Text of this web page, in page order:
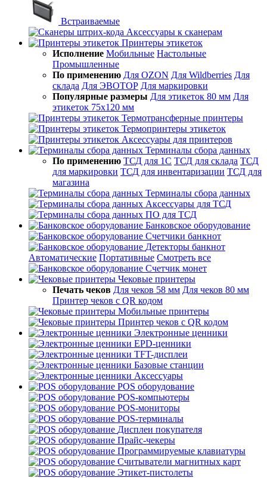
Встраиваемые
Аксессуары к сканерам
Принтеры этикеток
Исполнение Мобильные Настольные
Промышленные
По применению Для OZON Для Wildberries Для
склада Для ЭВОТОР Для маркировки
Популярные размеры Для этикеток 80 мм Для
этикеток 75х120 мм
Термотрансферные принтеры
Термопринтеры этикеток
Аксессуары для принтеров
Терминалы сбора данных
По применению ТСД для 1С ТСД для склада ТСД
для маркировки ТСД для инвентаризации ТСД для
магазина
Терминалы сбора данных
Аксессуары для ТСД
ПО для ТСД
Банковское оборудование
Счетчики банкнот
Детекторы банкнот
Автоматические Портативные Смотреть все
Счетчик монет
Чековые принтеры
Печать чеков Для чеков 58 мм Для чеков 80 мм
Принтер чеков с QR кодом
Мобильные принтеры
Принтер чеков с QR кодом
Электронные ценники
EPD-ценники
TFT-дисплеи
Базовые станции
Аксессуары
POS оборудование
POS-компьютеры
POS-мониторы
POS-терминалы
Дисплеи покупателя
Прайс-чекеры
Программируемые клавиатуры
Считыватели магнитных карт
Этикет-пистолеты